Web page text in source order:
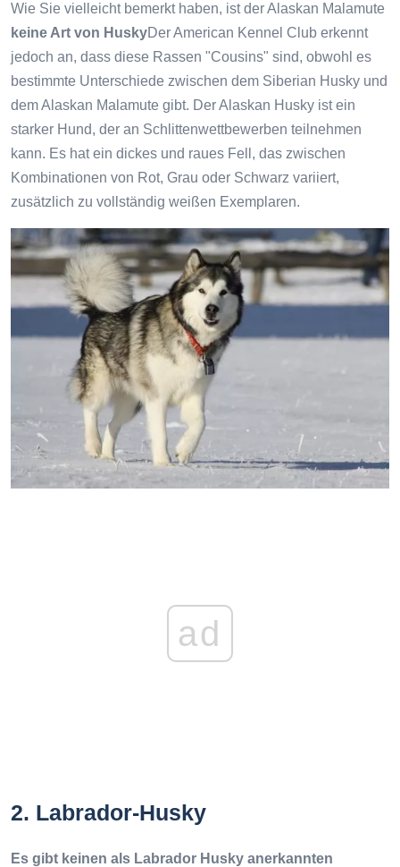
Wie Sie vielleicht bemerkt haben, ist der Alaskan Malamute
keine Art von HuskyDer American Kennel Club erkennt
jedoch an, dass diese Rassen "Cousins" sind, obwohl es
bestimmte Unterschiede zwischen dem Siberian Husky und
dem Alaskan Malamute gibt. Der Alaskan Husky ist ein
starker Hund, der an Schlittenwettbewerben teilnehmen
kann. Es hat ein dickes und raues Fell, das zwischen
Kombinationen von Rot, Grau oder Schwarz variiert,
zusätzlich zu vollständig weißen Exemplaren.
ad
2. Labrador-Husky
Es gibt keinen als Labrador Husky anerkannten